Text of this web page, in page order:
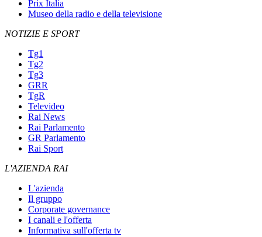
Prix Italia
Museo della radio e della televisione
NOTIZIE E SPORT
Tg1
Tg2
Tg3
GRR
TgR
Televideo
Rai News
Rai Parlamento
GR Parlamento
Rai Sport
L'AZIENDA RAI
L'azienda
Il gruppo
Corporate governance
I canali e l'offerta
Informativa sull'offerta tv